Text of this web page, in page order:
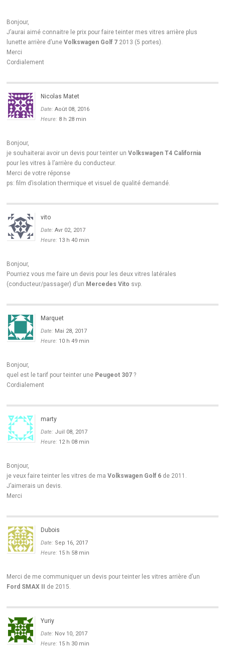
Bonjour,
J’aurai aimé connaitre le prix pour faire teinter mes vitres arrière plus
lunette arrière d’uneVolkswagen Golf 7 2013 (5 portes).
Merci
Cordialement
Nicolas Matet
Date:Août 08, 2016
Heure: 8 h 28 min
Bonjour,
je souhaiterai avoir un devis pour teinter unVolkswagen T4 California
pour les vitres à l’arrière du conducteur.
Merci de votre réponse
ps: film d’isolation thermique et visuel de qualité demandé.
vito
Date:Avr 02, 2017
Heure: 13 h 40 min
Bonjour,
Pourriez vous me faire un devis pour les deux vitres latérales
(conducteur/passager) d’un Mercedes Vito svp.
Marquet
Date: Mai 28, 2017
Heure: 10 h 49 min
Bonjour,
quel est le tarif pour teinter une Peugeot 307 ?
Cordialement
marty
Date: Juil 08, 2017
Heure: 12 h 08 min
Bonjour,
je veux faire teinter les vitres de maVolkswagen Golf 6 de 2011.
J’aimerais un devis.
Merci
Dubois
Date: Sep 16, 2017
Heure: 15 h 58 min
Merci de me communiquer un devis pour teinter les vitres arrière d’un
Ford SMAX II de 2015.
Yuriy
Date: Nov 10, 2017
Heure: 15 h 30 min